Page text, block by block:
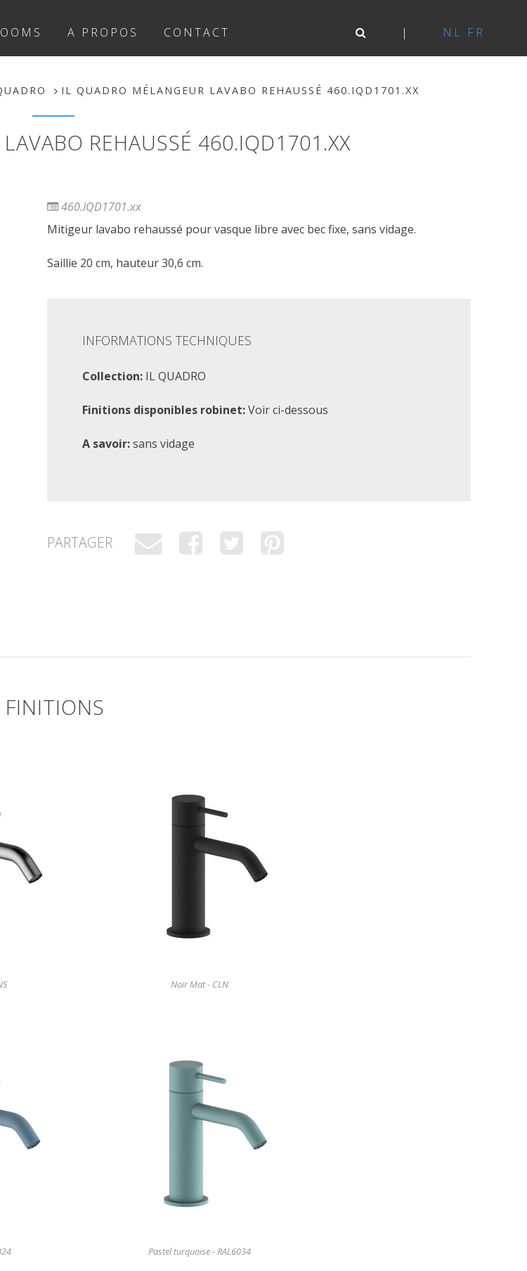
A PROPOS CONTACT NL FR
IL QUADRO MÉLANGEUR LAVABO REHAUSSÉ 460.IQD1701.XX
REHAUSSÉ 460.IQD1701.XX
460.IQD1701.xx
Mitigeur lavabo rehaussé pour vasque libre avec bec fixe, sans vidage.
Saillie 20 cm, hauteur 30,6 cm.
INFORMATIONS TECHNIQUES
Collection:IL QUADRO
Finitions disponibles robinet:Voir ci-dessous
A savoir:sans vidage
PARTAGER
FINITIONS
Noir Mat - CLN
Pastel turquoise - RAL6034